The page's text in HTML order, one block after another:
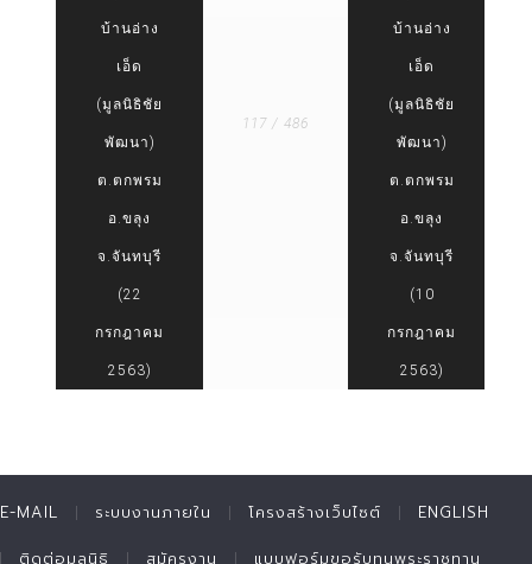
บ้านอ่าง
เอ็ด
(มูลนิธิชัย
พัฒนา)
ต.ตกพรม
อ.ขลุง
จ.จันทบุรี
(22
กรกฎาคม
2563)
117 / 486
บ้านอ่าง
เอ็ด
(มูลนิธิชัย
พัฒนา)
ต.ตกพรม
อ.ขลุง
จ.จันทบุรี
(10
กรกฎาคม
2563)
E-MAIL ระบบงานภายใน โครงสร้างเว็บไซต์ ENGLISH
ติดต่อมูลนิธิ สมัครงาน แบบฟอร์มขอรับทุนพระราชทาน